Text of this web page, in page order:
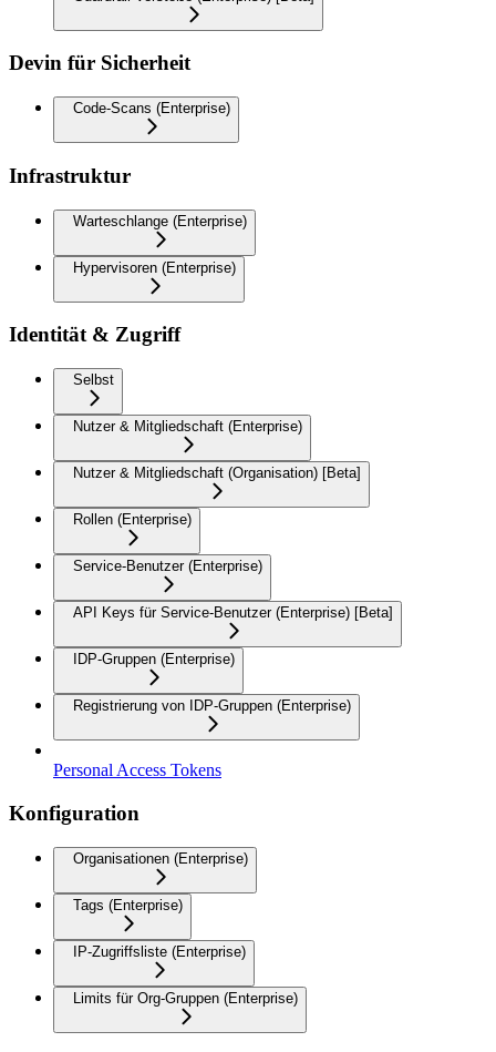
Devin für Sicherheit
Code-Scans (Enterprise)
Infrastruktur
Warteschlange (Enterprise)
Hypervisoren (Enterprise)
Identität & Zugriff
Selbst
Nutzer & Mitgliedschaft (Enterprise)
Nutzer & Mitgliedschaft (Organisation) [Beta]
Rollen (Enterprise)
Service-Benutzer (Enterprise)
API Keys für Service-Benutzer (Enterprise) [Beta]
IDP-Gruppen (Enterprise)
Registrierung von IDP-Gruppen (Enterprise)
Personal Access Tokens
Konfiguration
Organisationen (Enterprise)
Tags (Enterprise)
IP-Zugriffsliste (Enterprise)
Limits für Org-Gruppen (Enterprise)